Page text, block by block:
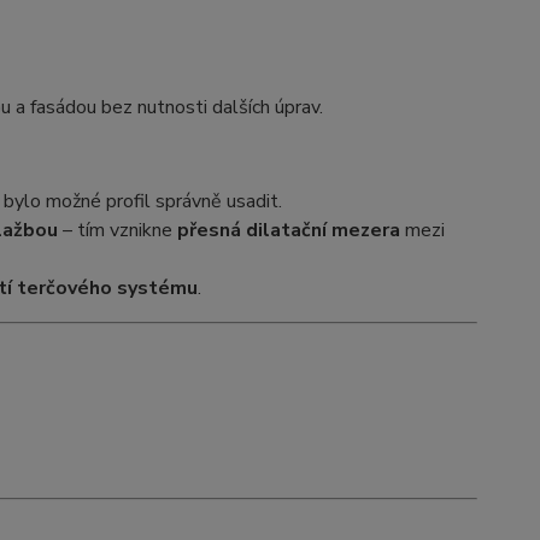
a fasádou bez nutnosti dalších úprav.
bylo možné profil správně usadit.
– tím vznikne přesná dilatační mezera mezi
terčového systému.